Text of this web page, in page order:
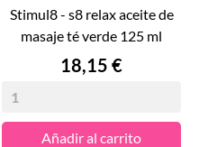
stimul8 - s8 relax aceite de
masaje té verde 125 ml
Precio
18,15 €
Añadir al carrito